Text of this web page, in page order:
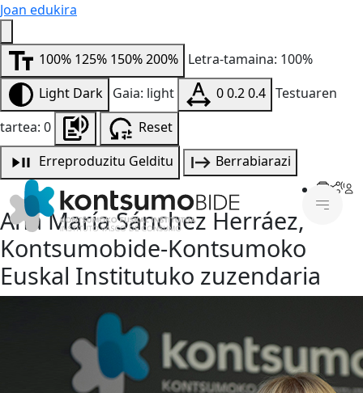
Joan edukira
100% 125% 150%200% Letra-tamaina: 100%
Light Dark Gaia: light 00.20.4 Testuaren
tartea: 0
Reset
Erreproduzitu Gelditu Berrabiarazi
Ana María Sánchez Herráez,
Kontsumobide-Kontsumoko
Euskal Institutuko zuzendaria